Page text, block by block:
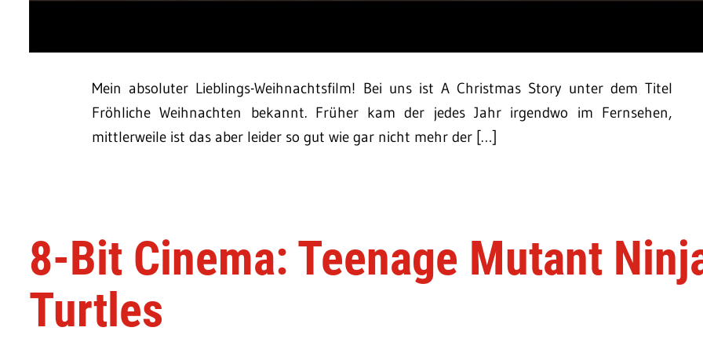
Mein absoluter Lieblings-Weihnachtsfilm! Bei uns ist A Christmas Story unter dem Titel
Fröhliche Weihnachten bekannt. Früher kam der jedes Jahr irgendwo im Fernsehen,
mittlerweile ist das aber leider so gut wie gar nicht mehr der […]
8-Bit Cinema: Teenage Mutant
Turtles